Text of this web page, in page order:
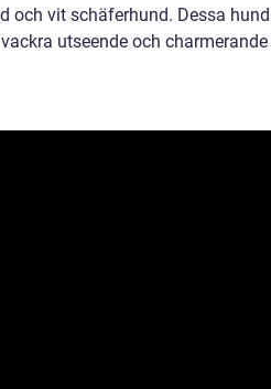
och vit schäferhund. Dessa
utseende och charmerande